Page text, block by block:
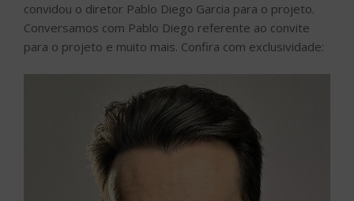
convidou o diretor Pablo Diego Garcia para o projeto.
Conversamos com Pablo Diego referente ao convite
para o projeto e muito mais. Confira com exclusividade: